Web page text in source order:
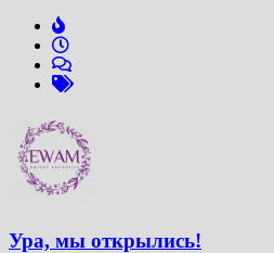
Ура, мы открылись!